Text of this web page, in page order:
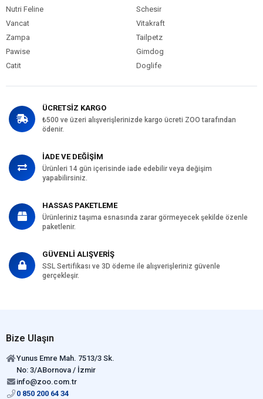
Nutri Feline
Schesir
Vancat
Vitakraft
Zampa
Tailpetz
Pawise
Gimdog
Catit
Doglife
ÜCRETSİZ KARGO
₺500 ve üzeri alışverişlerinizde kargo ücreti ZOO tarafından
ödenir.
İADE VE DEĞİŞİM
Ürünleri 14 gün içerisinde iade edebilir veya değişim
yapabilirsiniz.
HASSAS PAKETLEME
Ürünleriniz taşıma esnasında zarar görmeyecek şekilde özenle
paketlenir.
GÜVENLİ ALIŞVERİŞ
SSL Sertifikası ve 3D ödeme ile alışverişleriniz güvenle
gerçekleşir.
Bize Ulaşın
Yunus Emre Mah. 7513/3 Sk.
No: 3/ABornova / İzmir
info@zoo.com.tr
0 850 200 64 34